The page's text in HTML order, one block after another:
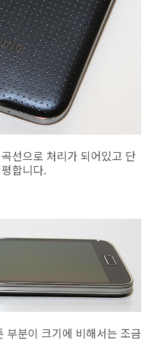
선으로 처리가 되어있고 단
합니다.
부분이 크기에 비해서는 조금